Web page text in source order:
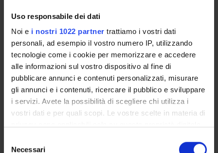
Uso responsabile dei dati
Noi e i nostri 1022 partner trattiamo i vostri dati
personali, ad esempio il vostro numero IP, utilizzando
tecnologie come i cookie per memorizzare e accedere
alle informazioni sul vostro dispositivo al fine di
pubblicare annunci e contenuti personalizzati, misurare
gli annunci e i contenuti, ricercare il pubblico e sviluppare
i servizi. Avete la possibilità di scegliere chi utilizza i
vostri dati e per quali scopi. Le vostre scelte in materia di
modificare o revocare il proprio consenso in qualsiasi
Necessari
Prerequisites and basic notions
Private Law Exam.
Program
The course aims at providing an in-depth understanding of
the Italian Law of contractual and tortious liability.
Books recommended:
C.M. Bianca, Diritto civile, vol. 5, La responsabilità, 3rd ed.,
Giuffrè, Milano, 2021, par.: 1-28; 41-78; 227-262; 269-304;
307-311.
Bibliography